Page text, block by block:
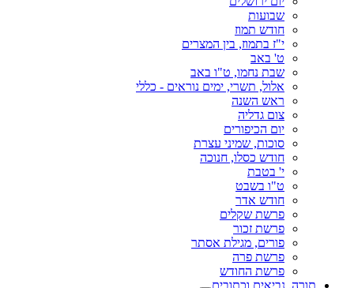
שבועות
חודש תמוז
י"ז בתמוז, בין המצרים
ט' באב
שבת נחמו, ט"ו באב
אלול, תשרי, ימים נוראים - כללי
ראש השנה
צום גדליה
יום הכיפורים
סוכות, שמיני עצרת
חודש כסלו, חנוכה
י' בטבת
ט"ו בשבט
חודש אדר
פרשת שקלים
פרשת זכור
פורים, מגילת אסתר
פרשת פרה
פרשת החודש